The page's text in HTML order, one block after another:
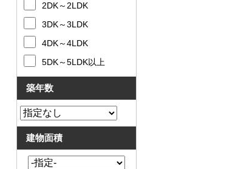
2DK～2LDK
3DK～3LDK
4DK～4LDK
5DK～5LDK以上
築年数
建物面積